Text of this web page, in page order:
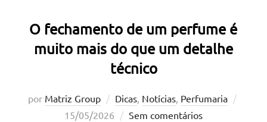
O fechamento de um perfume é
muito mais do que um detalhe
técnico
por Matriz Group Dicas, Notícias, Perfumaria
15/05/2026 Sem comentários